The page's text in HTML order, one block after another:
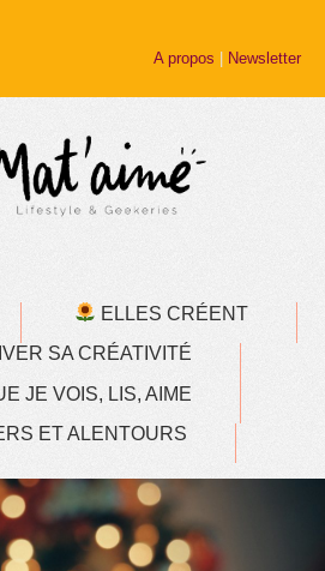
A propos | Newsletter
ELLES CRÉENT
SA CRÉATIVITÉ
JE VOIS, LIS, AIME
ET ALENTOURS